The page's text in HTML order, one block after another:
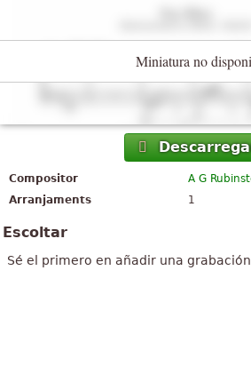
Miniatura no
Compositor
A G
Arranjaments
1
Escoltar
Sé el primero en añadir una